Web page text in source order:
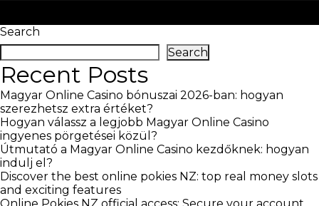
Search
Search
Recent Posts
Magyar Online Casino bónuszai 2026-ban: hogyan
szerezhetsz extra értéket?
Hogyan válassz a legjobb Magyar Online Casino
ingyenes pörgetései közül?
Útmutató a Magyar Online Casino kezdőknek: hogyan
indulj el?
Discover the best online pokies NZ: top real money slots
and exciting features